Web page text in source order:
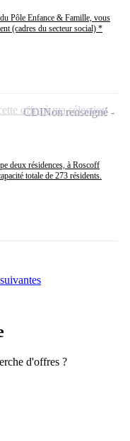
Pôle Enfance & Famille, vous
(cadres du secteur social) *
deux résidences, à Roscoff
totale de 273 résidents.
CDINon renseigné
offre à ma sélection
d'offres ?